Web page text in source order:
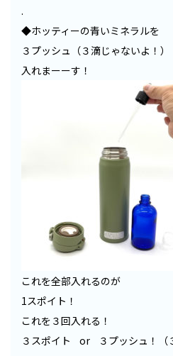
.
◆ホッティーの青いミネラルを
３プッシュ（３滴じゃないよ！）
入れまーーす！
これを全部入れるのが
1スポイト！
これを３回入れる！
３スポイト or ３プッシュ！（